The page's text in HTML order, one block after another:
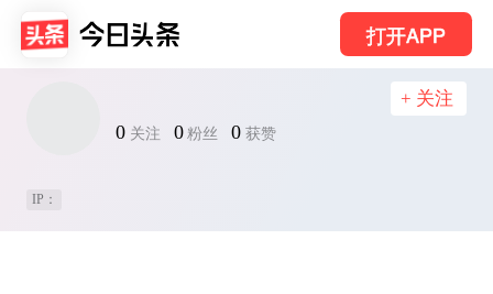
打开APP
0 关注 0 粉丝 0 获赞
+ 关注
IP：